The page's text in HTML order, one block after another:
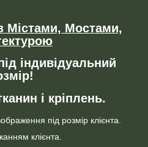
Містами, Мостами,
індивідуальний
і кріплень.
під розмір клієнта.
клієнта.